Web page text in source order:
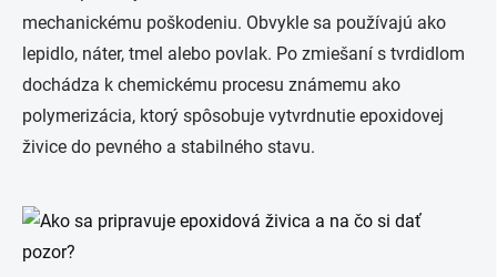
mechanickému poškodeniu. Obvykle sa používajú ako
lepidlo, náter, tmel alebo povlak. Po zmiešaní s tvrdidlom
dochádza k chemickému procesu známemu ako
polymerizácia, ktorý spôsobuje vytvrdnutie epoxidovej
živice do pevného a stabilného stavu.